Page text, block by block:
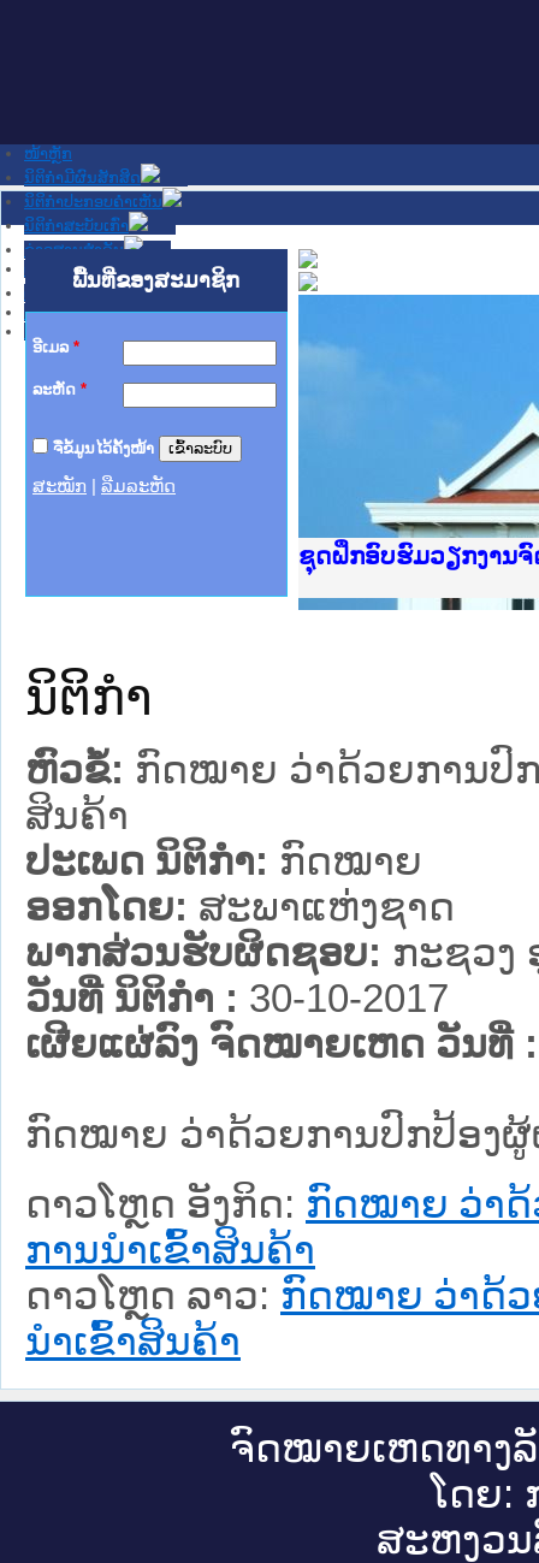
ໜ້າຫຼັກ
ນິຕິກໍາມີຜົນສັກສິດ
ນິຕິກໍາປະກອບຄໍາເຫັນ
ນິຕິກໍາສະບັບເກົ່າ
ຂ່າວສານສໍາຄັນ
ເວັບໄຊອື່ນໆ
ຕິດຕໍ່ພວກເຮົາ
ກ່ຽວກັບພວກເຮົາ
ພື້ນທີ່ຂອງສະມາຊິກ
ອີເມລ *
ລະຫັດ *
ຈື່ຂໍ້ມູນໄວ້ຄັ້ງໜ້າ
ສະໝັກ ລືມລະຫັດ
Ministry of Justice
ເຜີຍແຜ່ວັບໄຊຈົດໝາຍ
ກະຊວງຍຸຕິທຳ
ຊຸດຝຶກອົບຮົມວຽກງານ
ກອງປະຊຸມທົບທວນຄືນ
ຝຶກອົບຮົມ ຜູ່ປະສານງາ
ຝຶກອົບຮົມ ຜູ່ປະສານງາ
ເຜີຍແຜ່ແອັບກົດໝາຍລ
ເຜີຍແຜ່ແອັບກົດໝາຍລ
ຍົກລະດັບວຽກງານຈົດ
ຊຸດຝຶກອົບຮົມວຽກງານ
ນິຕິກໍາ
ຫົວຂໍ້: ກົດໝາຍ ວ່າດ້ວຍການປົ
ສິນຄ້າ
ປະເພດ ນິຕິກໍາ: ກົດໝາຍ
ອອກໂດຍ: ສະພາແຫ່ງຊາດ
ພາກສ່ວນຮັບຜິດຊອບ: ກະຊວງ
ວັນທີ່ ນິຕິກໍາ : 30-10-2017
ເຜີຍແຜ່ລົງ ຈົດໝາຍເຫດ ວັນທີ່ :
ກົດໝາຍ ວ່າດ້ວຍການປົກປ້ອງ
ດາວໂຫຼດ ອັງກິດ: ກົດໝາຍ ວ່າ
ການນຳເຂົ້າສິນຄ້າ
ດາວໂຫຼດ ລາວ: ກົດໝາຍ ວ່າດ້
ນຳເຂົ້າສິນຄ້າ
ຈົດ​ໝາຍ​ເຫດ​ທາງ​
ໂດຍ:
ສະ​ຫງວນ​